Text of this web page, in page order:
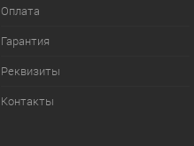
Оплата
Гарантия
Реквизиты
Контакты